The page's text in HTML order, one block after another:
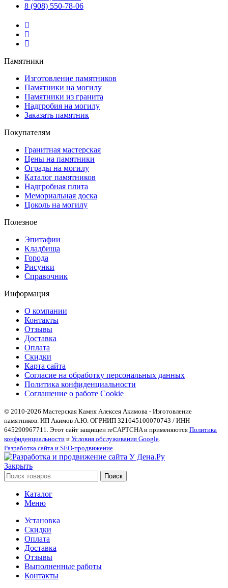
8 (908) 550-78-06
Памятники
Изготовление памятников
Памятники на могилу
Памятники из гранита
Надгробия на могилу
Заказать памятник
Покупателям
Гранитная мастерская
Цены на памятники
Ограды на могилу
Каталог памятников
Надгробная плита
Мемориальная доска
Цоколь на могилу
Полезное
Эпитафии
Кладбища
Города
Рисунки
Справочник
Информация
О компании
Контакты
Отзывы
Доставка
Оплата
Скидки
Карта сайта
Согласие на обработку персональных данных
Политика конфиденциальности
Соглашение о работе Cookie
© 2010-2026 Мастерская Камня Алексея Акимова - Изготовление
памятников. ИП Акимов А.Ю. ОГРНИП 321645100070743 / ИНН
645290967711. Этот сайт защищен reCAPTCHA и применяются Политика
конфиденциальности и Условия обслуживания Google.
Разработка сайта и SEO-продвижение
Закрыть
Поиск
Каталог
Меню
Установка
Скидки
Оплата
Доставка
Отзывы
Выполненные работы
Контакты